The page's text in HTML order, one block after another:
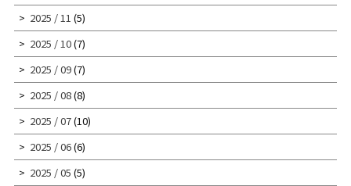
2025 / 11 (5)
2025 / 10(7)
2025 / 09(7)
2025 / 08(8)
2025 / 07(10)
2025 / 06(6)
2025 / 05 (5)